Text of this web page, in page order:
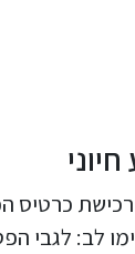
כרטיס
לגילאים 2-8. שימו